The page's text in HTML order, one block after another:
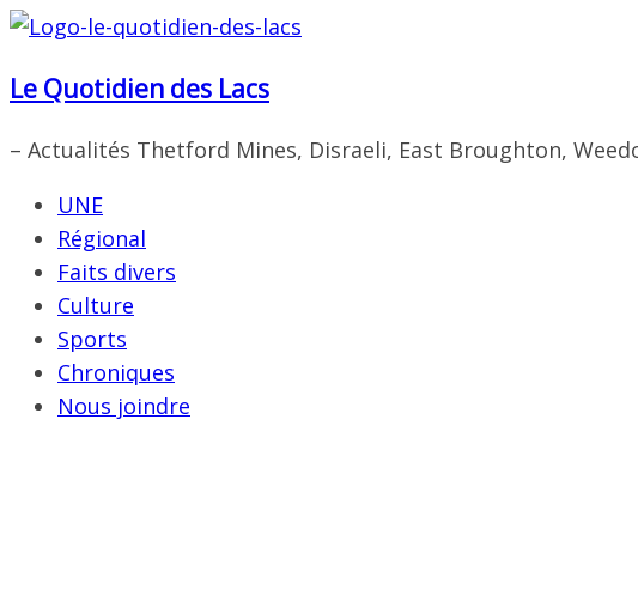
Passer
contenu
Le Quotidien des Lacs
– Actualités Thetford Mines, Disraeli, East Broughton,
UNE
Régional
Faits divers
Culture
Sports
Chroniques
Nous joindre